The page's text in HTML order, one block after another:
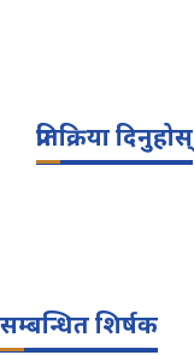
प्रतिक्रिया दिनुहोस्
सम्बन्धित शिर्षक